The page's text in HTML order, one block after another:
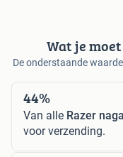
Wat je
De onderstaande
44%
Van alle Razer naga
voor verzending.